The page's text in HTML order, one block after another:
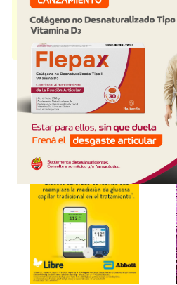
XTANDIcontieneenzalutamida y se
producido porAdiumy cuenta con 2
Producto importado.
Explorar más
Otros productos con
Otros productos deAdium